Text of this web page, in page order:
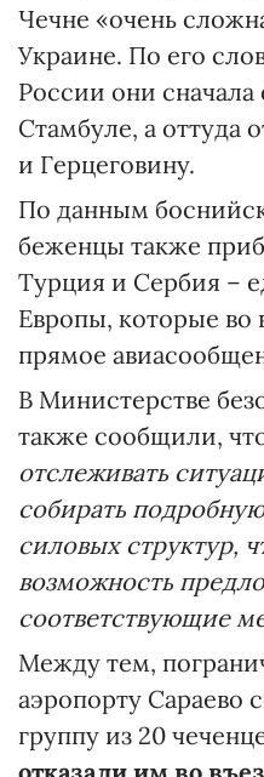
Чечне «очень
Украине. По его
России они сначала
Стамбуле, а оттуда
и Герцеговину.
По данным
беженцы также
Турция и Сербия –
Европы, которые
прямое
В Министерстве
также сообщили,
отслеживать
собирать
силовых структур,
возможность
соответствующие
Между тем,
аэропорту Сараево
группу из 20